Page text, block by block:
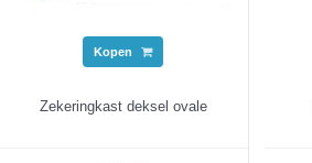
Kopen
Zekeringkast deksel ovale